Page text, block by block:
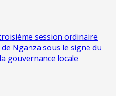
session ordinaire
Nganza sous le signe du
gouvernance locale